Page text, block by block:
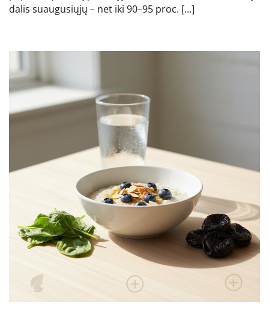
dalis suaugusiųjų – net iki 90–95 proc. […]